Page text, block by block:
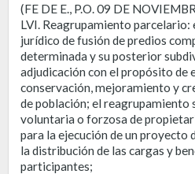
(FE DE E., P.O. 09 DE
LVI. Reagrupamiento parcelario:
jurídico de fusión de predios
determinada y su posterior
adjudicación con el propósito de
conservación, mejoramiento y
de población; el reagrupamiento
voluntaria o forzosa de
para la ejecución de un proyecto
la distribución de las cargas y
participantes;